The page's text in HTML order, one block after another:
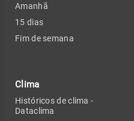
Amanhã
15 dias
Fim de semana
Clima
Históricos de clima -
Dataclima